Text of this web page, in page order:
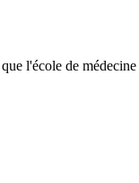
l'école de